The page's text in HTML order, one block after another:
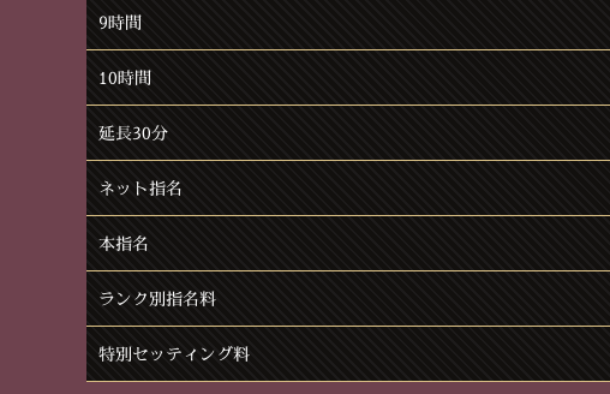
9時間
10時間
延長30分
ネット指名
本指名
ランク別指名料
特別セッティング料